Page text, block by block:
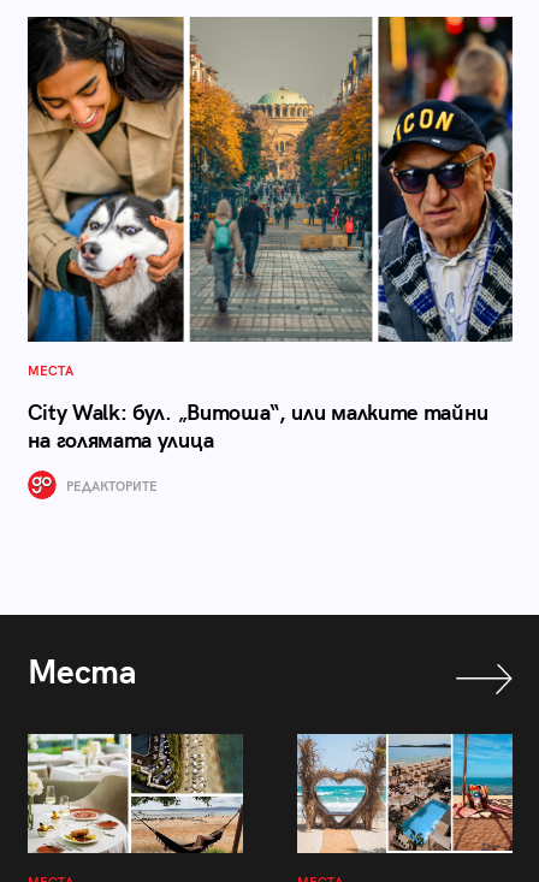
МЕСТА
City Walk: бул. „Витоша“, или малките тайни
на голямата улица
РЕДАКТОРИТЕ
Места